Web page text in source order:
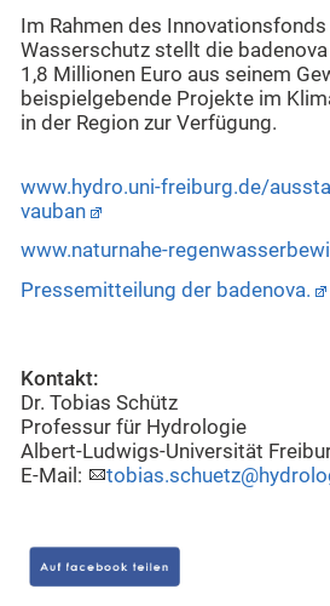
Im Rahmen des
Wasserschutz stellt die
1,8 Millionen Euro aus seinem
beispielgebende Projekte im
in der Region zur Verfügung.
www.hydro.uni-freiburg.de/
vauban
www.naturnahe-
Pressemitteilung der badenova.
Kontakt:
Dr. Tobias Schütz
Professur für Hydrologie
Albert-Ludwigs-Universität
E-Mail: